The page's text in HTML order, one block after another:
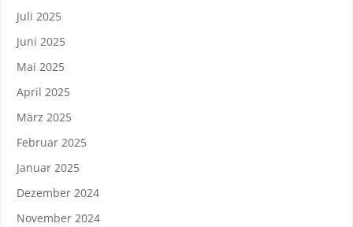
Juli 2025
Juni 2025
Mai 2025
April 2025
März 2025
Februar 2025
Januar 2025
Dezember 2024
November 2024